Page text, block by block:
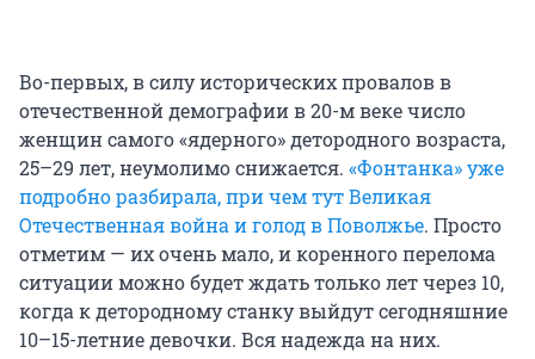
Во-первых, в силу исторических провалов в
отечественной демографии в 20-м веке число
женщин самого «ядерного» детородного возраста,
25–29 лет, неумолимо снижается. «Фонтанка» уже
подробно разбирала, при чем тут Великая
Отечественная война и голод в Поволжье. Просто
отметим — их очень мало, и коренного перелома
ситуации можно будет ждать только лет через 10,
когда к детородному станку выйдут сегодняшние
10–15-летние девочки. Вся надежда на них.